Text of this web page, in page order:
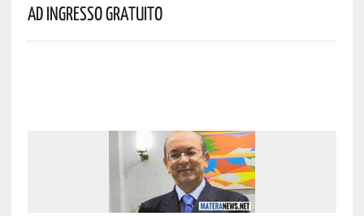
Ad Ingresso Gratuito